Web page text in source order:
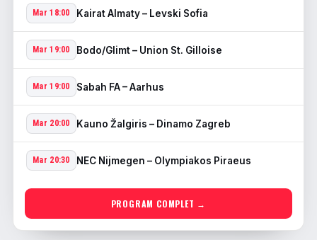
Mar 18:00 Kairat Almaty – Levski Sofia
Mar 19:00 Bodo/Glimt – Union St. Gilloise
Mar 19:00 Sabah FA – Aarhus
Mar 20:00 Kauno Žalgiris – Dinamo Zagreb
Mar 20:30 NEC Nijmegen – Olympiakos Piraeus
PROGRAM COMPLET →